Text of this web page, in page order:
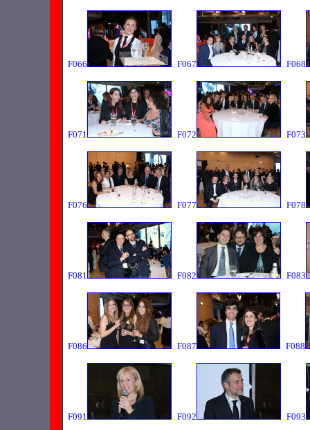
F066 F067 F068
F071 F072 F073
F076 F077 F078
F081 F082 F083
F086 F087 F088
F091 F092 F093